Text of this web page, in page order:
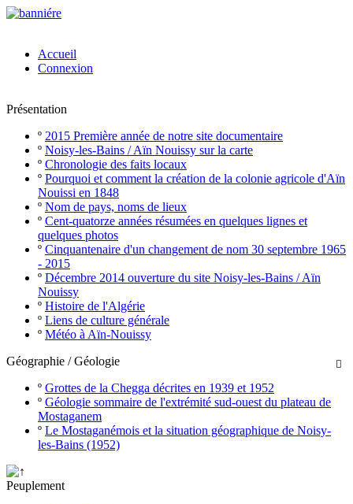
Accueil
Connexion
Présentation
º 2015 Première année de notre site documentaire
º Noisy-les-Bains / Aïn Nouissy sur la carte
º Chronologie des faits locaux
º Pourquoi et comment la création de la colonie agricole d'Aïn
Nouissi en 1848
º Nom de pays, noms de lieux
º Cent-quatorze années résumées en quelques lignes et
quelques photos
º Cinquantenaire d'un changement de nom 30 septembre 1965
- 2015
º Décembre 2014 ouverture du site Noisy-les-Bains / Aïn
Nouissy
º Histoire de l'Algérie
º Liens de culture générale
º Météo à Aïn-Nouissy

Géographie / Géologie
º Grottes de la Chegga décrites en 1939 et 1952
º Géologie sommaire de l'extrémité sud-ouest du plateau de
Mostaganem
º Le Mostaganémois et la situation géographique de Noisy-
les-Bains (1952)
Peuplement